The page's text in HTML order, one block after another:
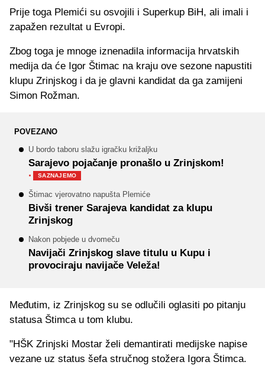
Prije toga Plemići su osvojili i Superkup BiH, ali imali i
zapažen rezultat u Evropi.
Zbog toga je mnoge iznenadila informacija hrvatskih
medija da će Igor Štimac na kraju ove sezone napustiti
klupu Zrinjskog i da je glavni kandidat da ga zamijeni
Simon Rožman.
POVEZANO
U bordo taboru slažu igračku križaljku
Sarajevo pojačanje pronašlo u Zrinjskom!
· SAZNAJEMO
Štimac vjerovatno napušta Plemiće
Bivši trener Sarajeva kandidat za klupu
Zrinjskog
Nakon pobjede u dvomeču
Navijači Zrinjskog slave titulu u Kupu i
provociraju navijače Veleža!
Međutim, iz Zrinjskog su se odlučili oglasiti po pitanju
statusa Štimca u tom klubu.
"HŠK Zrinjski Mostar želi demantirati medijske napise
vezane uz status šefa stručnog stožera Igora Štimca.